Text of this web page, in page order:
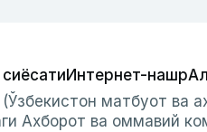
Интернет-нашр
матбуот ва
Ахборот ва оммавий